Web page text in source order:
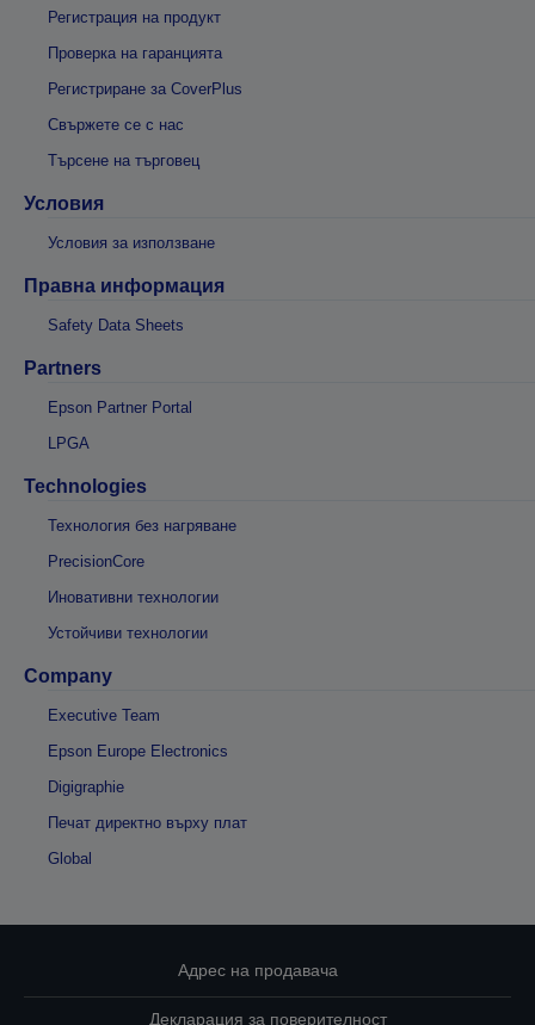
Регистрация на продукт
Проверка на гаранцията
Регистриране за CoverPlus
Свържете се с нас
Търсене на търговец
Условия
Условия за използване
Правна информация
Safety Data Sheets
Partners
Epson Partner Portal
LPGA
Technologies
Технология без нагряване
PrecisionCore
Иновативни технологии
Устойчиви технологии
Company
Executive Team
Epson Europe Electronics
Digigraphie
Печат директно върху плат
Global
Адрес на продавача
Декларация за поверителност